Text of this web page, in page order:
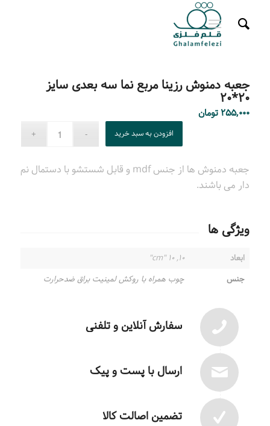
جعبه دمنوش رزینا مربع نما سه بعدی سایز
۲۰*۲۰
۲۵۵,۰۰۰ تومان
افزودن به سبد خرید
جعبه دمنوش ها از جنس mdf و قابل شستشو با دستمال نم
دار می باشند.
ویژگی ها
ابعاد
۱۰, ۱۰ "cm"
جنس
چوب همراه با روکش لمینیت براق ضدحرارت
سفارش آنلاین و تلفنی
ارسال با پست و پیک
تضمین اصالت کالا